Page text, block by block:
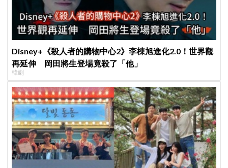
Disney+《殺人者的購物中心2》李棟旭進化2.0！世界觀
再延伸 岡田將生登場竟殺了「他」
韓劇